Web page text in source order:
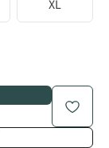
XL